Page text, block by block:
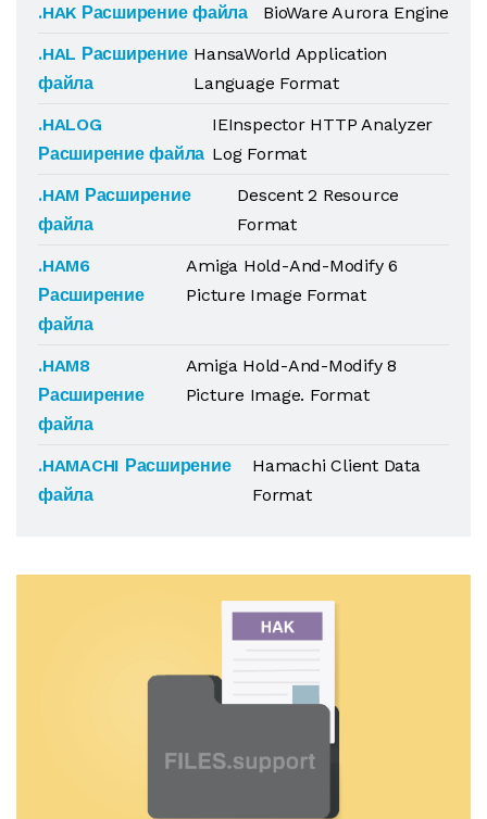
.HAK Расширение файла
BioWare Aurora Engine
.HAL Расширение
файла
HansaWorld Application
Language Format
.HALOG
Расширение файла
IEInspector HTTP Analyzer
Log Format
.HAM Расширение
файла
Descent 2 Resource
Format
.HAM6
Расширение
файла
Amiga Hold-And-Modify 6
Picture Image Format
.HAM8
Расширение
файла
Amiga Hold-And-Modify 8
Picture Image. Format
.HAMACHI Расширение
файла
Hamachi Client Data
Format